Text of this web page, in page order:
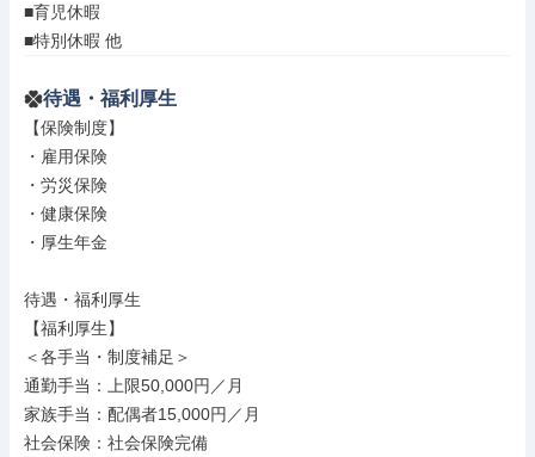
■育児休暇
■特別休暇 他
待遇・福利厚生
【保険制度】
・雇用保険
・労災保険
・健康保険
・厚生年金
待遇・福利厚生
【福利厚生】
＜各手当・制度補足＞
通勤手当：上限50,000円／月
家族手当：配偶者15,000円／月
社会保険：社会保険完備